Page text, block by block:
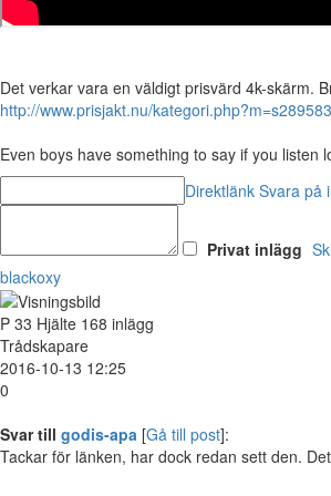
Det verkar vara en väldigt prisvärd 4k-skärm.
http://www.prisjakt.nu/
Even boys have something to say if you listen
Direktlänk Svara på
Privat inlägg
blackoxy
P 33 Hjälte 168 inlägg
Trådskapare
2016-10-13 12:25
0
Svar till godis-apa [Gå till post]:
Tackar för länken, har dock redan sett den.